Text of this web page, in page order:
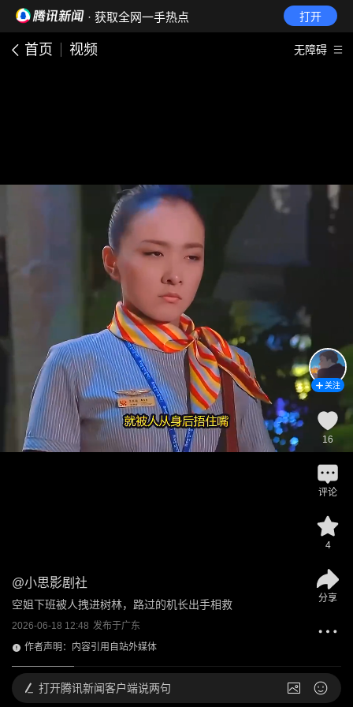
· 获取全网一手热点 打开
首页 视频 无障碍
@小思影剧社
空姐下班被人拽进树林，路过的机长出手相救
2026-06-18 12:48 发布于广东
作者声明：内容引用自站外媒体
关注
16
评论
4
分享
打开腾讯新闻客户端说两句